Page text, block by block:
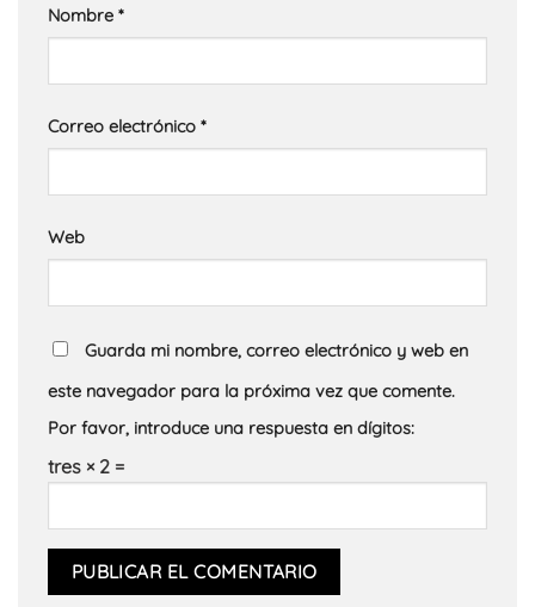
Nombre *
Correo electrónico *
Web
Guarda mi nombre, correo electrónico y web en
este navegador para la próxima vez que comente.
Por favor, introduce una respuesta en dígitos:
tres × 2 =